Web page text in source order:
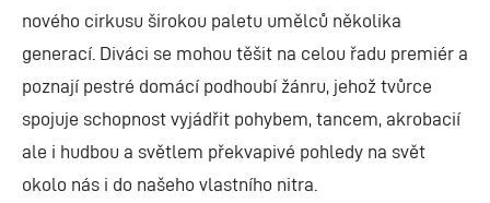
nového cirkusu širokou paletu umělců několika
generací. Diváci se mohou těšit na celou řadu premiér a
poznají pestré domácí podhoubí žánru, jehož tvůrce
spojuje schopnost vyjádřit pohybem, tancem, akrobacií
ale i hudbou a světlem překvapivé pohledy na svět
okolo nás i do našeho vlastního nitra.